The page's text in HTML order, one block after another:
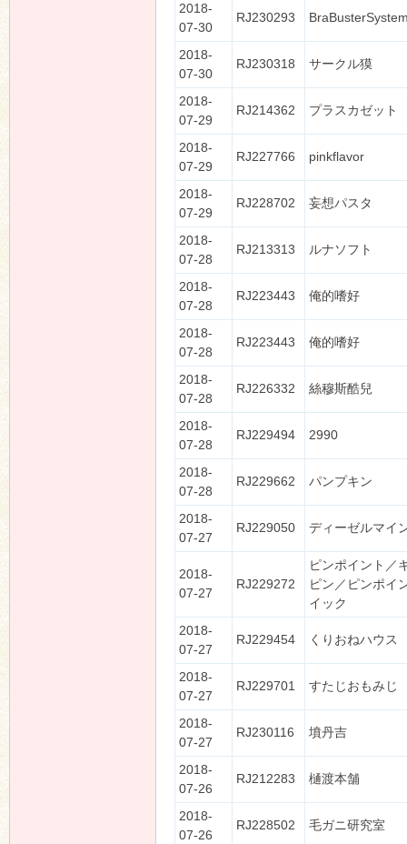
2018-
07-30
RJ230293
2018-
07-30
RJ230318 サークル獏
2018-
07-29
RJ214362 プラスカゼット
2018-
07-29
RJ227766 pinkflavor
2018-
07-29
RJ228702 妄想パスタ
2018-
07-28
RJ213313 ルナソフト
2018-
07-28
RJ223443 俺的嗜好
2018-
07-28
RJ223443 俺的嗜好
2018-
07-28
RJ226332 絲穆斯酷兒
2018-
07-28
RJ229494 2990
2018-
07-28
RJ229662 パンプキン
2018-
07-27
RJ229050 ディーゼルマイ
2018-
07-27
RJ229272
ピンポイント／
ピン／ピンポイ
イック
2018-
07-27
RJ229454 くりおねハウス
2018-
07-27
RJ229701 すたじおもみじ
2018-
07-27
RJ230116 墳丹吉
2018-
07-26
RJ212283 樋渡本舗
2018-
07-26
RJ228502 毛ガニ研究室